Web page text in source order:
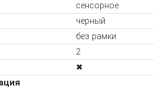
сенсорное
черный
без рамки
2
✖